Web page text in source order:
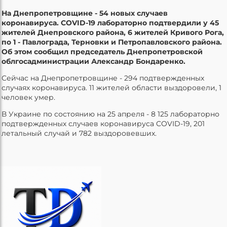
На Днепропетровщине - 54 новых случаев
коронавируса. COVID-19 лабораторно подтвердили у 45
жителей Днепровского района, 6 жителей Кривого Рога,
по 1 - Павлограда, Терновки и Петропавловского района.
Об этом сообщил председатель Днепропетровской
облгосадминистрации Александр Бондаренко.
Сейчас на Днепропетровщине - 294 подтвержденных
случаях коронавируса. 11 жителей области выздоровели, 1
человек умер.
В Украине по состоянию на 25 апреля - 8 125 лабораторно
подтвержденных случаев коронавируса COVID-19, 201
летальный случай и 782 выздоровевших.